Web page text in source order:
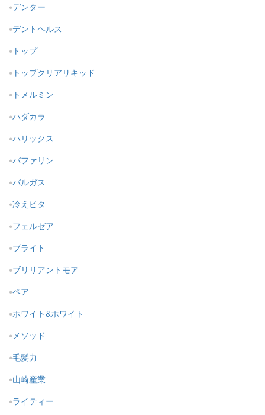
デンター
デントヘルス
トップ
トップクリアリキッド
トメルミン
ハダカラ
ハリックス
バファリン
バルガス
冷えピタ
フェルゼア
ブライト
ブリリアントモア
ペア
ホワイト&ホワイト
メソッド
毛髪力
山崎産業
ライティー